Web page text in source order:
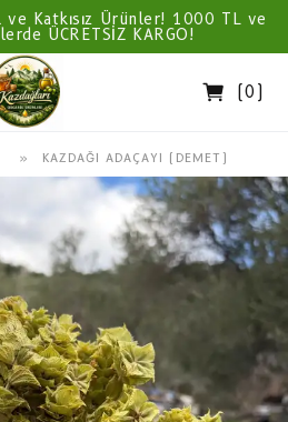
Katkısız Ürünler! 1000 TL ve
ÜCRETSİZ KARGO!
(0 )
» KAZDAĞI ADAÇAYI (DEMET)